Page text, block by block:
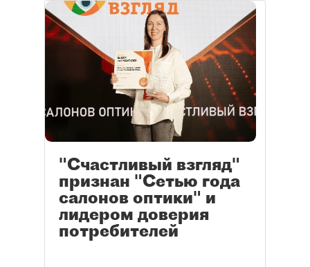
"Счастливый взгляд"
признан "Сетью года
салонов оптики" и
лидером доверия
потребителей